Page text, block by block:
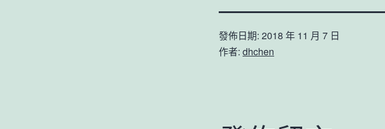
發佈日期: 2018 年 11 月 7 日
作者: dhchen